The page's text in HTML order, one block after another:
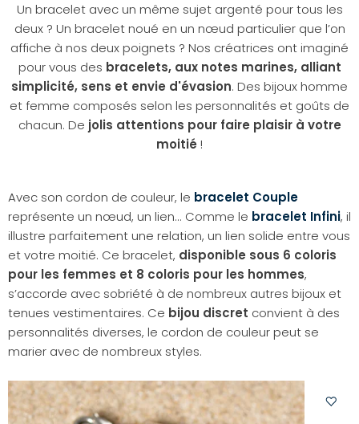
Un bracelet avec un même sujet argenté pour tous les
deux ? Un bracelet noué en un nœud particulier que l’on
affiche à nos deux poignets ? Nos créatrices ont imaginé
pour vous des bracelets, aux notes marines, alliant
simplicité, sens et envie d'évasion. Des bijoux homme
et femme composés selon les personnalités et goûts de
chacun. De jolis attentions pour faire plaisir à votre
moitié !
Avec son cordon de couleur, le bracelet Couple
représente un nœud, un lien... Comme le bracelet Infini, il
illustre parfaitement une relation, un lien solide entre vous
et votre moitié. Ce bracelet, disponible sous 6 coloris
pour les femmes et 8 coloris pour les hommes,
s’accorde avec sobriété à de nombreux autres bijoux et
tenues vestimentaires. Ce bijou discret convient à des
personnalités diverses, le cordon de couleur peut se
marier avec de nombreux styles.